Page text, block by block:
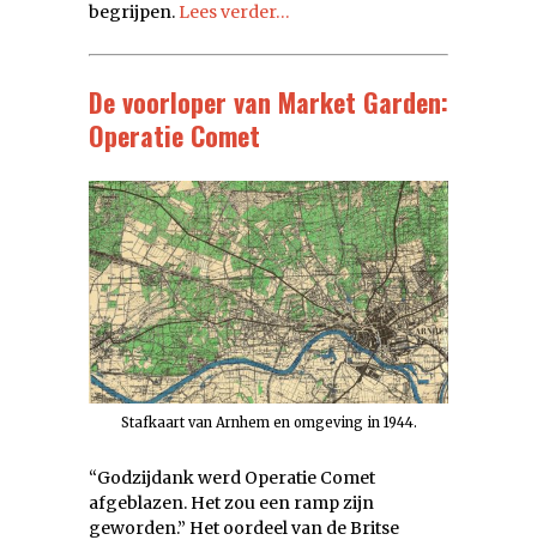
begrijpen. Lees verder…
De voorloper van Market Garden:
Operatie Comet
Stafkaart van Arnhem en omgeving in 1944.
“Godzijdank werd Operatie Comet
afgeblazen. Het zou een ramp zijn
geworden.” Het oordeel van de Britse